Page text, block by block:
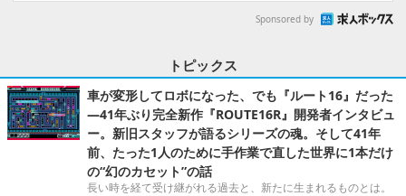
Sponsored by
トピックス
車が変形してロボになった、でも『ルート16』だった
―41年ぶり完全新作『ROUTE16R』開発者インタビュ
ー。新旧スタッフが語るシリーズの魂。そして41年
前、たった1人のために手作業で直した世界に1本だけ
の“幻のカセット”の話
長い時を経て受け継がれる過去と、新たに生まれるものとは。